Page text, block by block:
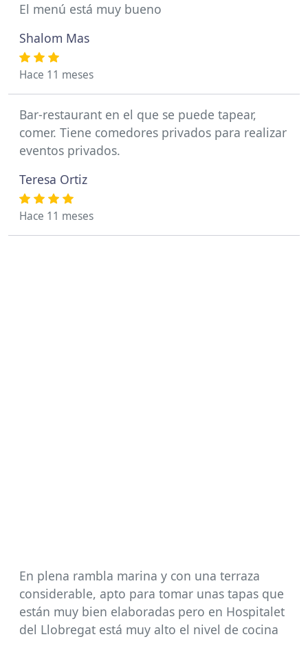
El menú está muy bueno
Shalom Mas
Hace 11 meses
Bar-restaurant en el que se puede tapear,
comer. Tiene comedores privados para realizar
eventos privados.
Teresa Ortiz
Hace 11 meses
En plena rambla marina y con una terraza
considerable, apto para tomar unas tapas que
están muy bien elaboradas pero en Hospitalet
del Llobregat está muy alto el nivel de cocina